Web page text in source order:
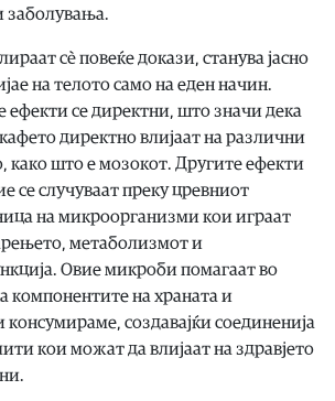
заболувања.
сè повеќе докази, станува јасно
на телото само на еден начин.
ефекти се директни, што значи дека
директно влијаат на различни
како што е мозокот. Другите ефекти
се случуваат преку цревниот
на микроорганизми кои играат
метаболизмот и
Овие микроби помагаат во
компонентите на храната и
консумираме, создавајќи соединенија
кои можат да влијаат на здравјето